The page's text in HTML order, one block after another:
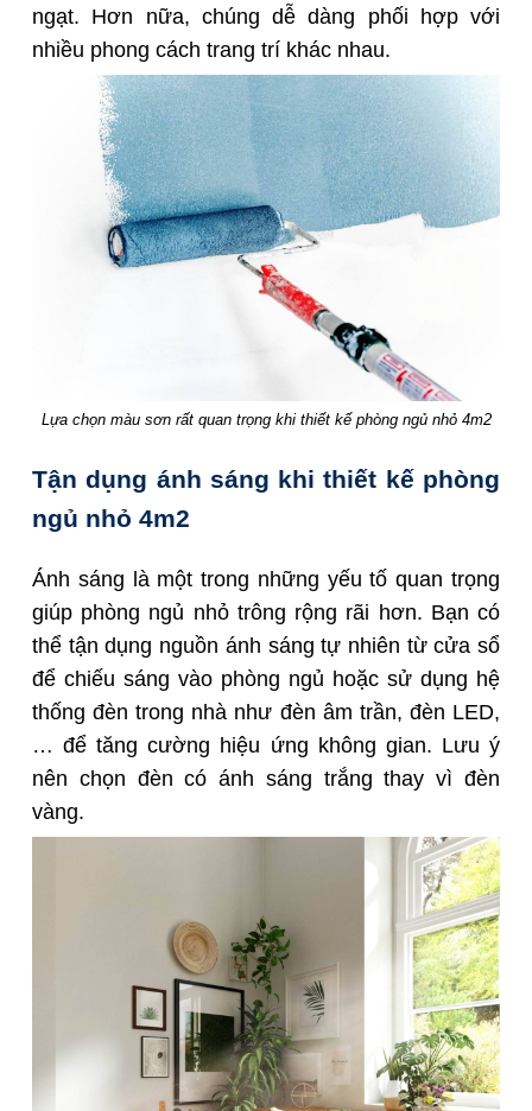
ngạt. Hơn nữa, chúng dễ dàng phối hợp với
nhiều phong cách trang trí khác nhau.
Lựa chọn màu sơn rất quan trọng khi thiết kế phòng ngủ nhỏ 4m2
Tận dụng ánh sáng khi thiết kế phòng
ngủ nhỏ 4m2
Ánh sáng là một trong những yếu tố quan trọng
giúp phòng ngủ nhỏ trông rộng rãi hơn. Bạn có
thể tận dụng nguồn ánh sáng tự nhiên từ cửa sổ
để chiếu sáng vào phòng ngủ hoặc sử dụng hệ
thống đèn trong nhà như đèn âm trần, đèn LED,
… để tăng cường hiệu ứng không gian. Lưu ý
nên chọn đèn có ánh sáng trắng thay vì đèn
vàng.